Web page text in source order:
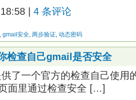
| 4 条评论
, gmail安全, 两步验证, 动态密码
检查自己gmail是否安全
了一个官方的检查自己使用
面里通过检查安全 […]